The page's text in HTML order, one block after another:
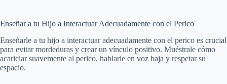
Enseñar a tu Hijo a Interactuar Adecuadamente con el Perico
Enseñarle a tu hijo a interactuar adecuadamente con el perico es crucial
para evitar mordeduras y crear un vínculo positivo. Muéstrale cómo
acariciar suavemente al perico, hablarle en voz baja y respetar su
espacio.